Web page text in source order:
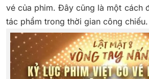
vé của phim. Đây cũng là một cách
tác phẩm trong thời gian công chiếu.